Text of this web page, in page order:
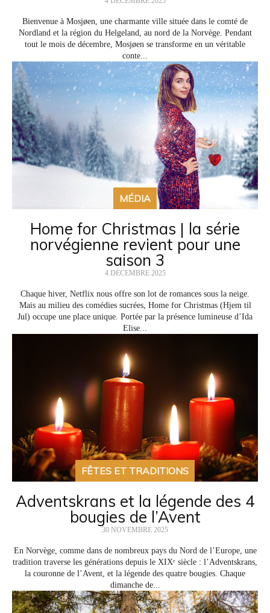
Bienvenue à Mosjøen, une charmante ville située dans le comté de
Nordland et la région du Helgeland, au nord de la Norvège. Pendant
tout le mois de décembre, Mosjøen se transforme en un véritable
conte...
MÉDIA
Home for Christmas | la série
norvégienne revient pour une
saison 3
4 DÉCEMBRE 2025
Chaque hiver, Netflix nous offre son lot de romances sous la neige.
Mais au milieu des comédies sucrées, Home for Christmas (Hjem til
Jul) occupe une place unique. Portée par la présence lumineuse d’Ida
Elise...
FÊTES ET TRADITIONS
Adventskrans et la légende des 4
bougies de l’Avent
30 NOVEMBRE 2025
En Norvège, comme dans de nombreux pays du Nord de l’Europe, une
tradition traverse les générations depuis le XIXᵉ siècle : l’Adventskrans,
la couronne de l’Avent, et la légende des quatre bougies. Chaque
dimanche de...